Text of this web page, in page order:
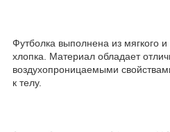
Футболка выполнена из мягкого
хлопка. Материал обладает
воздухопроницаемыми
к телу.